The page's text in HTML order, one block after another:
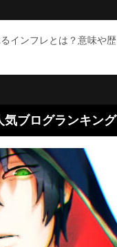
インフレとは？意味や歴
気ブログランキング